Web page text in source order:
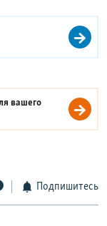
вашего
Подпишитесь